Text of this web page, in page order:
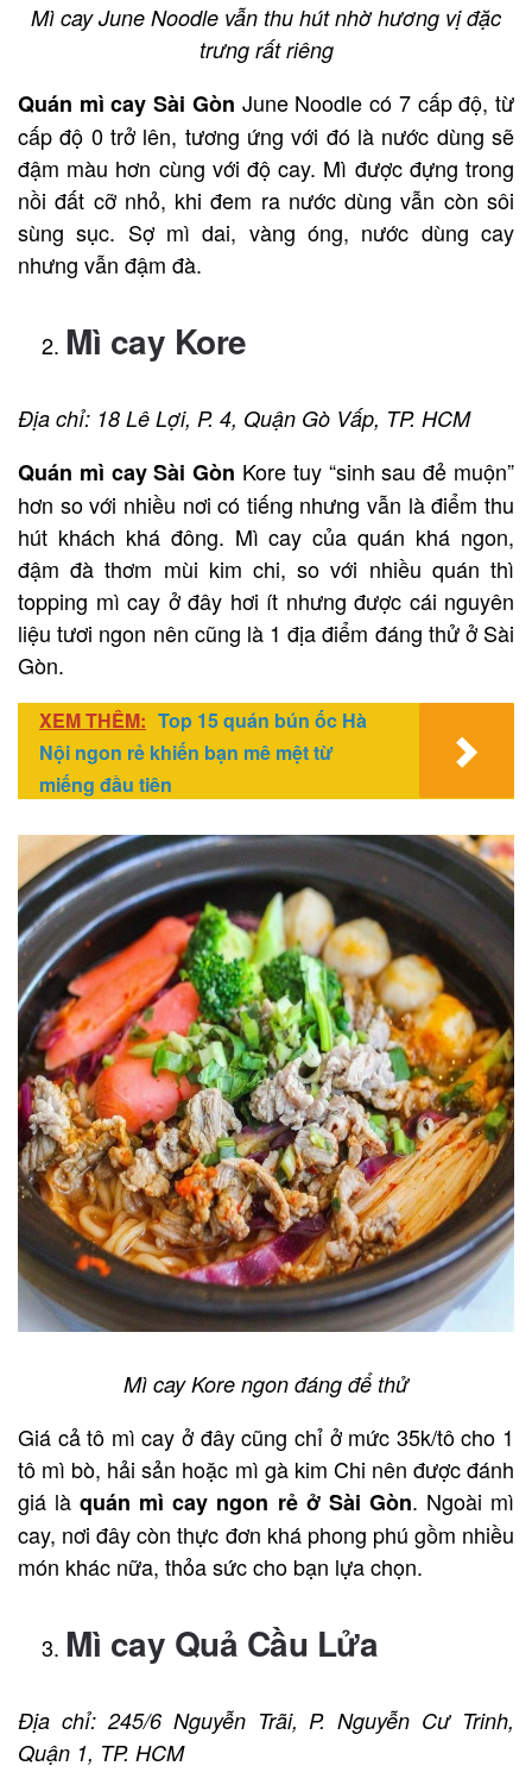
Mì cay June Noodle vẫn thu hút nhờ hương vị đặc
trưng rất riêng
Quán mì cay Sài Gòn June Noodle có 7 cấp độ, từ
cấp độ 0 trở lên, tương ứng với đó là nước dùng sẽ
đậm màu hơn cùng với độ cay. Mì được đựng trong
nồi đất cỡ nhỏ, khi đem ra nước dùng vẫn còn sôi
sùng sục. Sợ mì dai, vàng óng, nước dùng cay
nhưng vẫn đậm đà.
Mì cay Kore
Địa chỉ: 18 Lê Lợi, P. 4, Quận Gò Vấp, TP. HCM
Quán mì cay Sài Gòn Kore tuy “sinh sau đẻ muộn”
hơn so với nhiều nơi có tiếng nhưng vẫn là điểm thu
hút khách khá đông. Mì cay của quán khá ngon,
đậm đà thơm mùi kim chi, so với nhiều quán thì
topping mì cay ở đây hơi ít nhưng được cái nguyên
liệu tươi ngon nên cũng là 1 địa điểm đáng thử ở Sài
Gòn.
XEM THÊM: Top 15 quán bún ốc Hà
Nội ngon rẻ khiến bạn mê mệt từ
miếng đầu tiên
Mì cay Kore ngon đáng để thử
Giá cả tô mì cay ở đây cũng chỉ ở mức 35k/tô cho 1
tô mì bò, hải sản hoặc mì gà kim Chi nên được đánh
giá làquán mì cay ngon rẻ ở Sài Gòn. Ngoài mì
cay, nơi đây còn thực đơn khá phong phú gồm nhiều
món khác nữa, thỏa sức cho bạn lựa chọn.
Mì cay Quả Cầu Lửa
Địa chỉ: 245/6 Nguyễn Trãi, P. Nguyễn Cư Trinh,
Quận 1, TP. HCM